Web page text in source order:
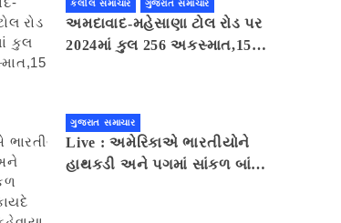
કલોલ સમાચાર ગુજરાત સમાચાર
અમદાવાદ-મહેસાણા ટોલ રોડ પર
2024માં કુલ 256 અકસ્માત,15
ગુજરાત સમાચાર
Live : અમેરિકાએ ભારતીયોને
હાથકડી અને પગમાં સાંકળ બાંધી,